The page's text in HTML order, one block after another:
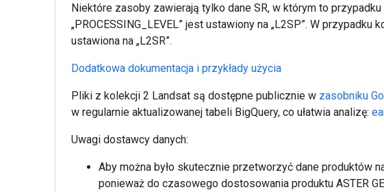
Niektóre zasoby zawierają tylko dane SR, w którym to
„PROCESSING_LEVEL” jest ustawiony na „L2SP”. W
ustawiona na „L2SR”.
Dodatkowa dokumentacja i przykłady użycia
Pliki z kolekcji 2 Landsat są dostępne publicznie w zasobniku
w regularnie aktualizowanej tabeli BigQuery, co ułatwia analizę:
Uwagi dostawcy danych:
Aby można było skutecznie przetworzyć dane produktów
ponieważ do czasowego dostosowania produktu ASTER